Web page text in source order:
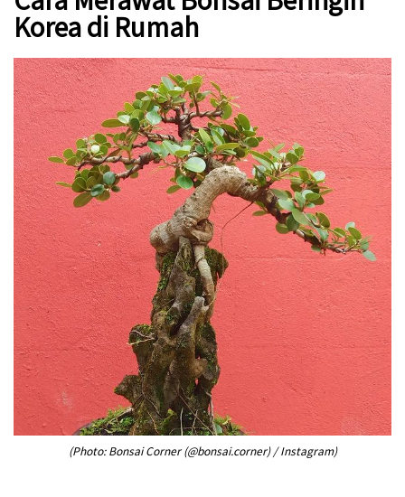
Korea di Rumah
(Photo: Bonsai Corner (@bonsai.corner) / Instagram)